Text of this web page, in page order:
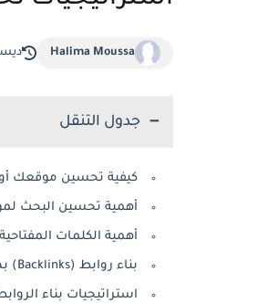
Halima Moussa ديسمبر
جدول التنقل
كيفية تحسين موقعك
أهمية تحسين البحث
أهمية الكلمات المفتاحية
بناء روابط (Backlinks) بطريقة صحيحة
استراتيجيات بناء